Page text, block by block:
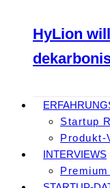
HyLion
Startup
Produkt-
INTERVIEWS